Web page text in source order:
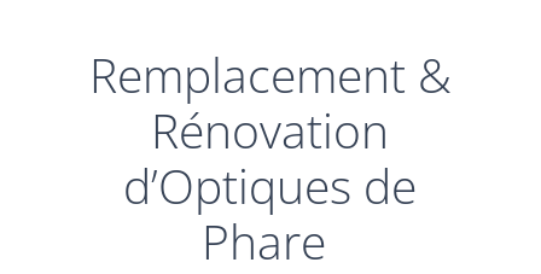
Remplacement &
Rénovation
d’Optiques de
Phare